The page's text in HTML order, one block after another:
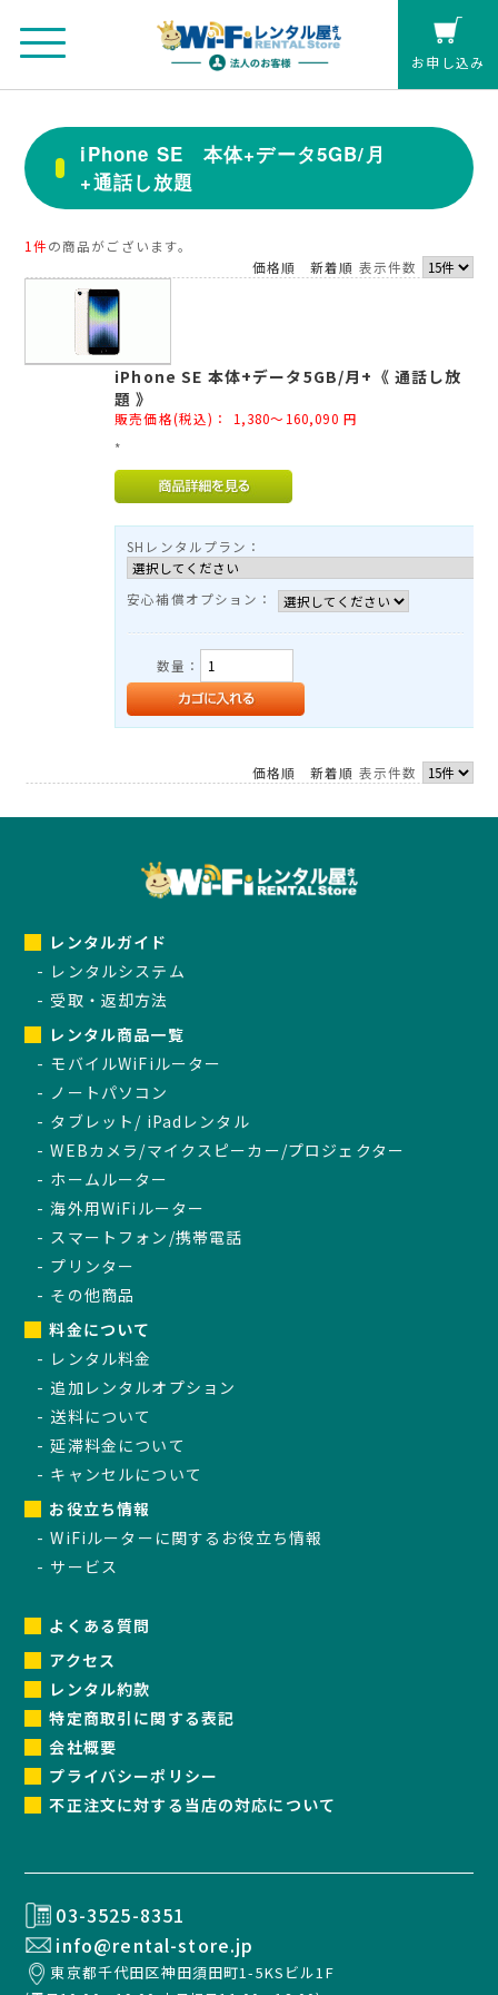
お申し込み
法人のお客さまマイページ
個人の方(クレジットカード払い)
レンタル延長
TEL：03-3525-8351
info@rental-store.jp
平日 10:00-19:00 土日祝11:00-18:00
東京都千代田区神田須田町1-5 KSビル2F
iPhone SE 本体+データ5GB/月
+通話し放題
1件の商品がございます。
価格順
新着順 表示件数
iPhone SE 本体+データ5GB/月+《 通話し放
題 》
販売価格(税込)： 1,380～160,090 円
*
SHレンタルプラン：
安心補償オプション：
数量：
価格順 新着順 表示件数
レンタルガイド
レンタルシステム
受取・返却方法
レンタル商品一覧
モバイルWiFiルーター
ノートパソコン
タブレット/ iPadレンタル
WEBカメラ/マイクスピーカー/プロジェクター
ホームルーター
海外用WiFiルーター
スマートフォン/携帯電話
プリンター
その他商品
料金について
レンタル料金
追加レンタルオプション
送料について
延滞料金について
キャンセルについて
お役立ち情報
WiFiルーターに関するお役立ち情報
サービス
よくある質問
アクセス
レンタル約款
特定商取引に関する表記
会社概要
プライバシーポリシー
不正注文に対する当店の対応について
03-3525-8351
info@rental-store.jp
東京都千代田区神田須田町1-5KSビル1F